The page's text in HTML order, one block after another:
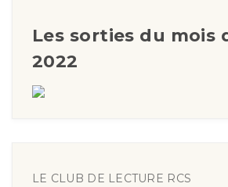
Les sorties du mois
2022
LE CLUB DE LECTURE RCS